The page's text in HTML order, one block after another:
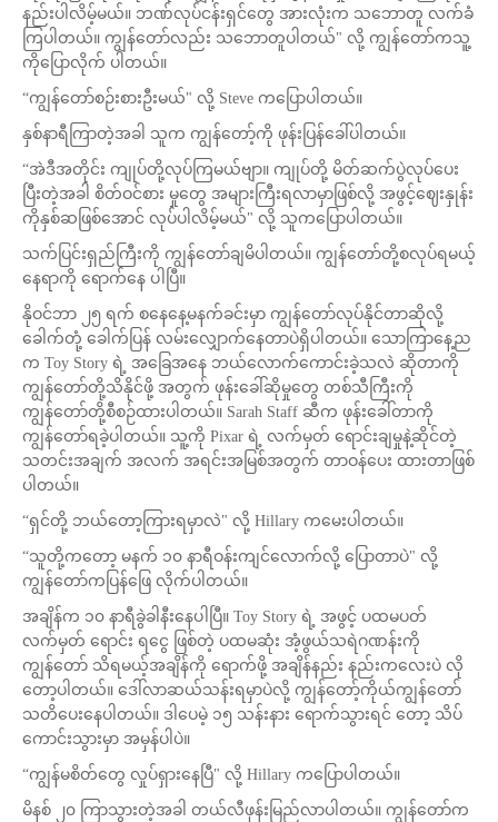
နည်းပါလိမ့်မယ်။ ဘဏ်လုပ်ငန်းရှင်တွေ အားလုံးက သဘောတူ လက်ခံ
ကြပါတယ်။ ကျွန်တော်လည်း သဘောတူပါတယ်" လို့ ကျွန်တော်ကသူ့
ကိုပြောလိုက် ပါတယ်။
“ကျွန်တော်စဉ်းစားဦးမယ်" လို့ Steve ကပြောပါတယ်။
နှစ်နာရီကြာတဲ့အခါ သူက ကျွန်တော့်ကို ဖုန်းပြန်ခေါ်ပါတယ်။
“အဲဒီအတိုင်း ကျုပ်တို့လုပ်ကြမယ်ဗျာ။ ကျုပ်တို့ မိတ်ဆက်ပွဲလုပ်ပေး
ပြီးတဲ့အခါ စိတ်ဝင်စား မှုတွေ အများကြီးရလာမှာဖြစ်လို့ အဖွင့်ဈေးနှုန်း
ကိုနှစ်ဆဖြစ်အောင် လုပ်ပါလိမ့်မယ်" လို့ သူကပြောပါတယ်။
သက်ပြင်းရှည်ကြီးကို ကျွန်တော်ချမိပါတယ်။ ကျွန်တော်တို့စလုပ်ရမယ့်
နေရာကို ရောက်နေ ပါပြီ။
နိုဝင်ဘာ ၂၅ ရက် စနေနေ့မနက်ခင်းမှာ ကျွန်တော်လုပ်နိုင်တာဆိုလို့
ခေါက်တုံ့ ခေါက်ပြန် လမ်းလျှောက်နေတာပဲရှိပါတယ်။ သောကြာနေ့ည
က Toy Story ရဲ့ အခြေအနေ ဘယ်လောက်ကောင်းခဲ့သလဲ ဆိုတာကို
ကျွန်တော်တို့သိနိုင်ဖို့ အတွက် ဖုန်းခေါ်ဆိုမှုတွေ တစ်သီကြီးကို
ကျွန်တော်တို့စီစဉ်ထားပါတယ်။ Sarah Staff ဆီက ဖုန်းခေါ်တာကို
ကျွန်တော်ရခဲ့ပါတယ်။ သူ့ကို Pixar ရဲ့ လက်မှတ် ရောင်းချမှုနဲ့ဆိုင်တဲ့
သတင်းအချက် အလက် အရင်းအမြစ်အတွက် တာဝန်ပေး ထားတာဖြစ်
ပါတယ်။
“ရှင်တို့ ဘယ်တော့ကြားရမှာလဲ" လို့ Hillary ကမေးပါတယ်။
“သူတို့ကတော့ မနက် ၁၀ နာရီဝန်းကျင်လောက်လို့ ပြောတာပဲ" လို့
ကျွန်တော်ကပြန်ဖြေ လိုက်ပါတယ်။
အချိန်က ၁၀ နာရီခွဲခါနီးနေပါပြီ။ Toy Story ရဲ့ အဖွင့် ပထမပတ်
လက်မှတ် ရောင်း ရငွေ ဖြစ်တဲ့ ပထမဆုံး အံ့ဖွယ်သရဲဂဏန်းကို
ကျွန်တော် သိရမယ့်အချိန်ကို ရောက်ဖို့ အချိန်နည်း နည်းကလေးပဲ လို
တော့ပါတယ်။ ဒေါ်လာဆယ်သန်းရမှာပဲလို့ ကျွန်တော့်ကိုယ်ကျွန်တော်
သတိပေးနေပါတယ်။ ဒါပေမဲ့ ၁၅ သန်းနား ရောက်သွားရင် တော့ သိပ်
ကောင်းသွားမှာ အမှန်ပါပဲ။
“ကျွန်မစိတ်တွေ လှုပ်ရှားနေပြီ" လို့ Hillary ကပြောပါတယ်။
မိနစ် ၂၀ ကြာသွားတဲ့အခါ တယ်လီဖုန်းမြည်လာပါတယ်။ ကျွန်တော်က